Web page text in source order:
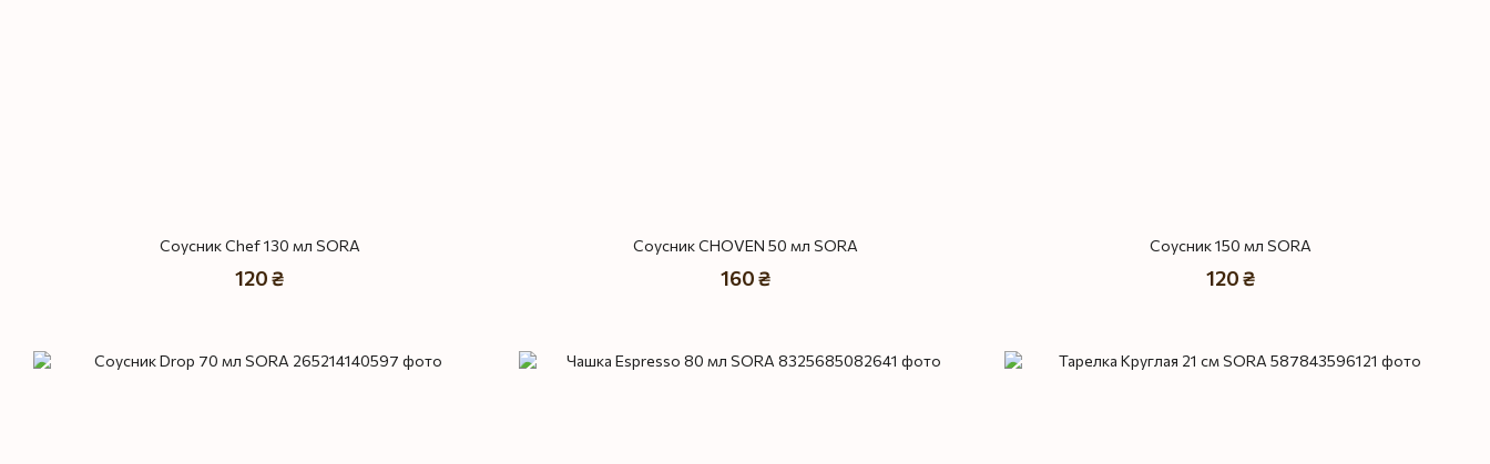
Соусник Chef 130 мл SORA
120 ₴
Соусник CHOVEN 50 мл SORA
160 ₴
Соусник 150 мл SORA
120 ₴